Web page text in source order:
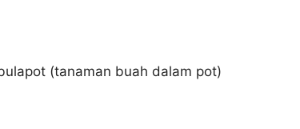
(tanaman buah dalam pot)